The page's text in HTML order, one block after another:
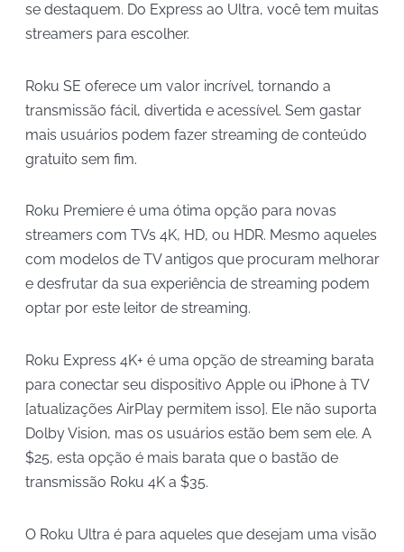
se destaquem. Do Express ao Ultra, você tem muitas
streamers para escolher.
Roku SE oferece um valor incrível, tornando a
transmissão fácil, divertida e acessível. Sem gastar
mais usuários podem fazer streaming de conteúdo
gratuito sem fim.
Roku Premiere é uma ótima opção para novas
streamers com TVs 4K, HD, ou HDR. Mesmo aqueles
com modelos de TV antigos que procuram melhorar
e desfrutar da sua experiência de streaming podem
optar por este leitor de streaming.
Roku Express 4K+ é uma opção de streaming barata
para conectar seu dispositivo Apple ou iPhone à TV
[atualizações AirPlay permitem isso]. Ele não suporta
Dolby Vision, mas os usuários estão bem sem ele. A
$25, esta opção é mais barata que o bastão de
transmissão Roku 4K a $35.
O Roku Ultra é para aqueles que desejam uma visão